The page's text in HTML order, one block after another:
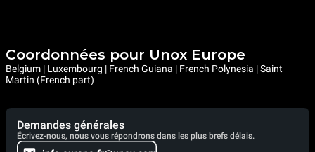
Coordonnées pour Unox Europe
Belgium | Luxembourg | French Guiana | French Polynesia | Saint
Martin (French part)
Demandes générales
Écrivez-nous, nous vous répondrons dans les plus brefs délais.